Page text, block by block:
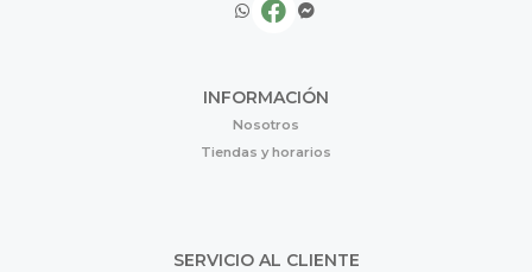
INFORMACIÓN
Nosotros
Tiendas y horarios
SERVICIO AL CLIENTE